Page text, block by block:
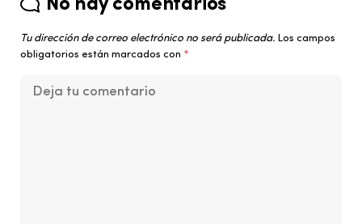
No hay comentarios
Tu dirección de correo electrónico no será publicada. Los campos
obligatorios están marcados con *